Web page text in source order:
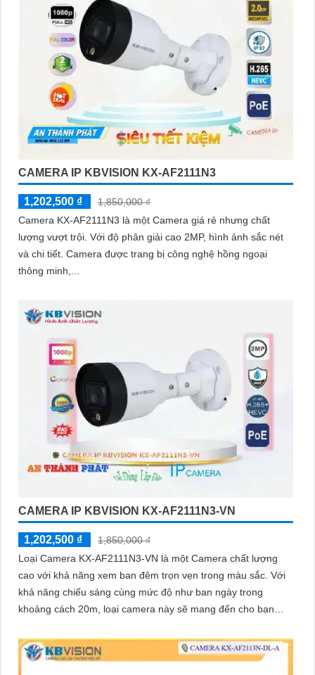
CAMERA IP KBVISION KX-AF2111N3
1,202,500 ₫
1,850,000 ₫
Camera KX-AF2111N3 là một Camera giá rẻ nhưng chất
lượng vượt trội. Với độ phân giải cao 2MP, hình ảnh sắc nét
và chi tiết. Camera được trang bị công nghệ hồng ngoại
thông minh,...
CAMERA IP KBVISION KX-AF2111N3-VN
1,202,500 ₫
1,850,000 ₫
Loại Camera KX-AF2111N3-VN là một Camera chất lượng
cao với khả năng xem ban đêm trọn vẹn trong màu sắc. Với
khả năng chiếu sáng cùng mức độ như ban ngày trong
khoảng cách 20m, loại camera này sẽ mang đến cho bạn